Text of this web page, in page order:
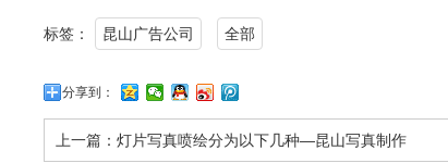
标签： 昆山广告公司 全部
分享到：
上一篇： 灯片写真喷绘分为以下几种—昆山写真制作